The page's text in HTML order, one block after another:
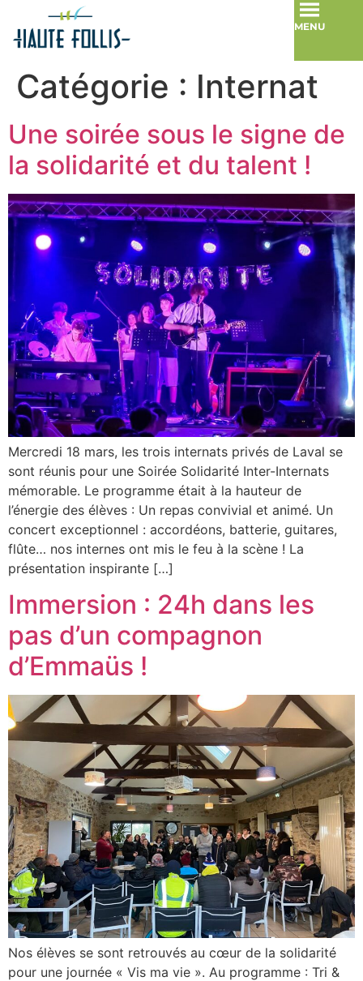
MENU
Catégorie : Internat
Une soirée sous le signe de
la solidarité et du talent !
Mercredi 18 mars, les trois internats privés de Laval se
sont réunis pour une Soirée Solidarité Inter-Internats
mémorable. Le programme était à la hauteur de
l’énergie des élèves : Un repas convivial et animé. Un
concert exceptionnel : accordéons, batterie, guitares,
flûte… nos internes ont mis le feu à la scène ! La
présentation inspirante […]
Immersion : 24h dans les
pas d’un compagnon
d’Emmaüs !
Nos élèves se sont retrouvés au cœur de la solidarité
pour une journée « Vis ma vie ». Au programme : Tri &